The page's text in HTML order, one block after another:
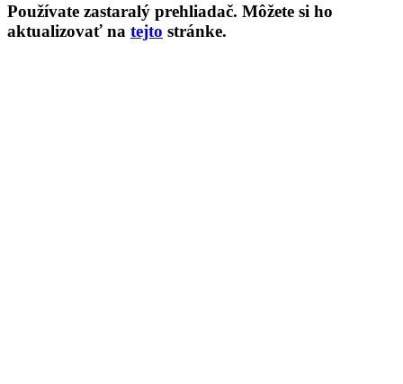
Používate zastaralý prehliadač. Môžete si ho
aktualizovať na tejto stránke.